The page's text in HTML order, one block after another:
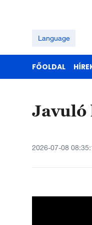
Language
FŐOLDAL
Javuló
2026-07-08